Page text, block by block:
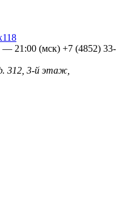
— 21:00 (мск) +7 (4852) 33-
312, 3-й этаж,